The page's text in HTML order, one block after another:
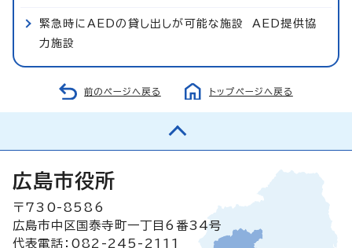
緊急時にAEDの貸し出しが可能な施設 AED提供協
力施設
前のページへ戻る トップページへ戻る
広島市役所
〒730-8586
広島市中区国泰寺町一丁目6番34号
代表電話：082-245-2111